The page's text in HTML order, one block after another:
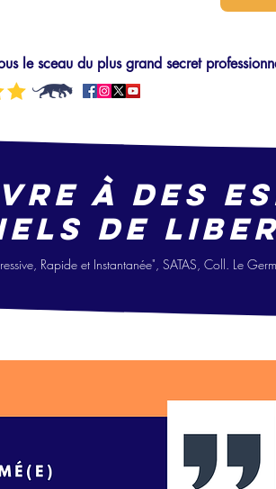
le sceau du plus grand secret
à des
ls de
Rapide et Instantanée", SATAS, Coll. Le